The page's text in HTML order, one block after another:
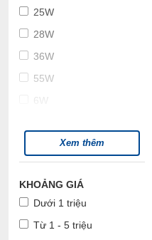
25W
28W
36W
55W
6W
Xem thêm
KHOẢNG GIÁ
Dưới 1 triệu
Từ 1 - 5 triệu